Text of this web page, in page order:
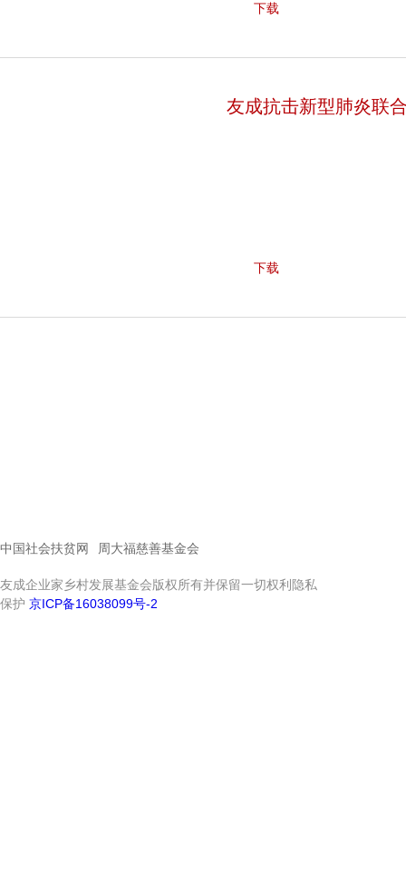
下载
友成抗击新型肺炎联
下载
中国社会扶贫网 周大福慈善基金会
友成企业家乡村发展基金会版权所有并保留一切权利隐私
保护 京ICP备16038099号-2